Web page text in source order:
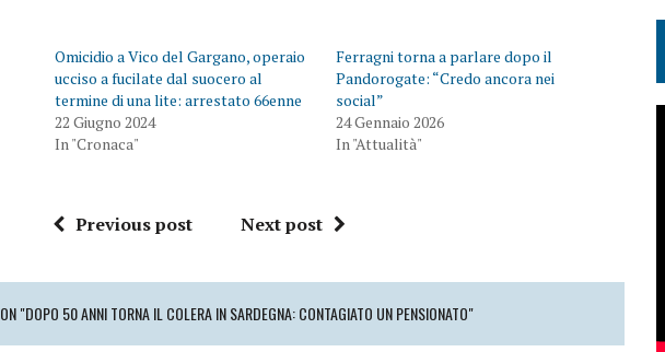
Omicidio a Vico del Gargano, operaio
ucciso a fucilate dal suocero al
termine di una lite: arrestato 66enne
22 Giugno 2024
In "Cronaca"
Ferragni torna a parlare dopo il
Pandorogate: “Credo ancora nei
social”
24 Gennaio 2026
In "Attualità"
Previous post Next post
ON "DOPO 50 ANNI TORNA IL COLERA IN SARDEGNA: CONTAGIATO UN PENSIONATO"